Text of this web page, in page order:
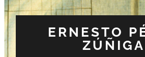
ERNESTO
ZÚÑIGA